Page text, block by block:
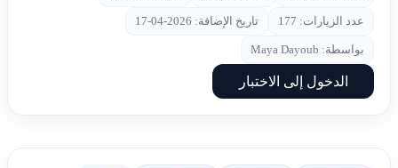
عدد الزيارات: 177 تاريخ الإضافة: 2026-04-17
بواسطة: Maya Dayoub
الدخول إلى الاختبار